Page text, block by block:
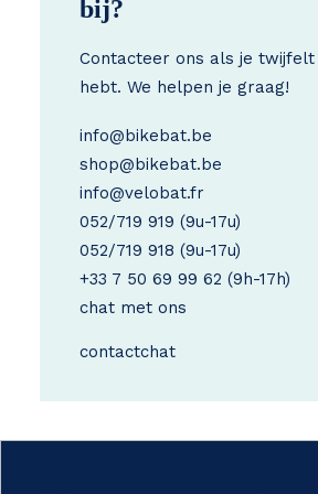
bij?
Contacteer ons als je twijfelt
hebt. We helpen je graag!
info@bikebat.be
shop@bikebat.be
info@velobat.fr
052/719 919 (9u-17u)
052/719 918 (9u-17u)
+33 7 50 69 99 62 (9h-17h)
chat met ons
contactchat